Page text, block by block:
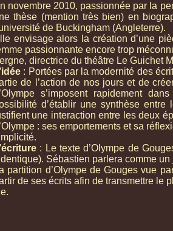
novembre 2010, passionnée par la
thèse (mention très bien) en
de Buckingham (Angleterre).
envisage alors la création d’une
passionnante encore trop
directrice du théâtre Le Guichet
: Portées par la modernité des
de l’action de nos jours et de
s’imposent rapidement
d’établir une synthèse
une interaction entre les deux
: ses emportements et sa
: Le texte d’Olympe de
Sébastien parlera comme
partition d’Olympe de Gouges vue
de ses écrits afin de transmettre le